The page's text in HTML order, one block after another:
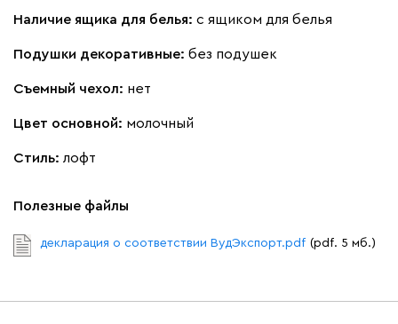
Мола 1410
Ланза
Наличие ящика для белья: с ящиком для белья
Подушки декоративные: без подушек
Съемный чехол: нет
Цвет основной: молочный
Стиль: лофт
Полезные файлы
декларация о соответствии ВудЭкспорт.pdf (pdf. 5 мб.)